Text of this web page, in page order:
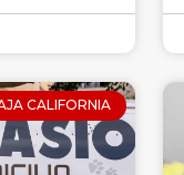
CALIFORNIA